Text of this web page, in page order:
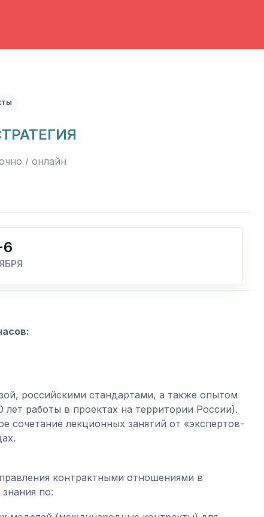
/ онлайн
российскими стандартами, а также опытом
работы в проектах на территории России).
сочетание лекционных занятий от «экспертов-
контрактными отношениями в
по: